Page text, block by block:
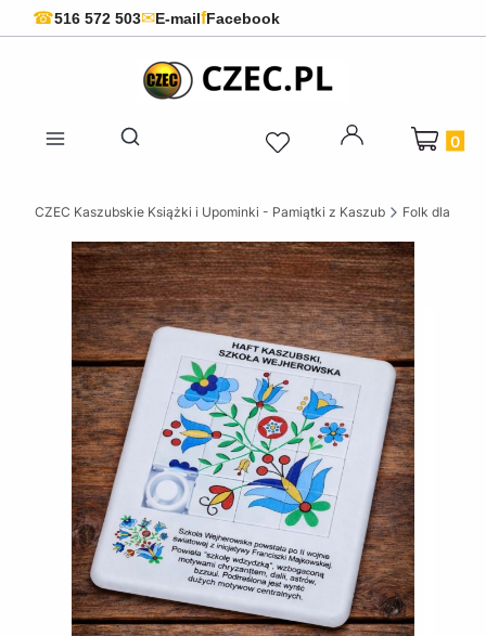
☎516 572 503✉E-mailfFacebook
Otwórz wyszukiwarkę
Produkty
CZEC Kaszubskie Książki i Upominki - Pamiątki z Kaszub Folk dla